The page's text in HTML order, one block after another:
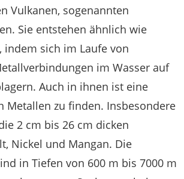
Vulkanen, sogenannten
Sie entstehen ähnlich wie
indem sich im Laufe von
im Wasser auf
Auch in ihnen ist eine
Metallen zu finden. Insbesondere
2 cm bis 26 cm dicken
Nickel und Mangan. Die
in Tiefen von 600 m bis 7000 m